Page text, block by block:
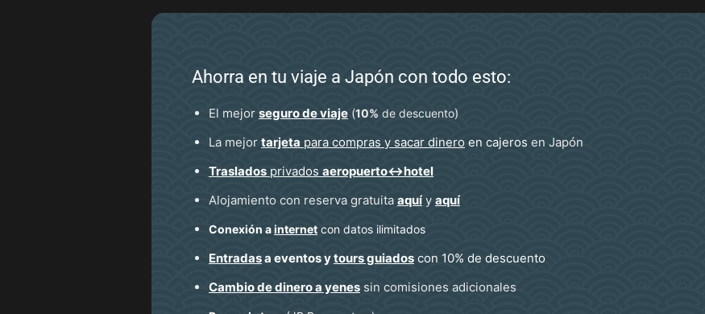
Ahorra en tu viaje a Japón con todo esto:
El mejor seguro de viaje (10% de descuento)
La mejor tarjeta para compras y sacar dinero en cajeros en Japón
Traslados privados aeropuerto↔hotel
Alojamiento con reserva gratuita aquíy aquí
Conexión ainternet con datos ilimitados
Entradasa eventos ytours guiados con 10% de descuento
Cambio de dinero a yenes sin comisiones adicionales